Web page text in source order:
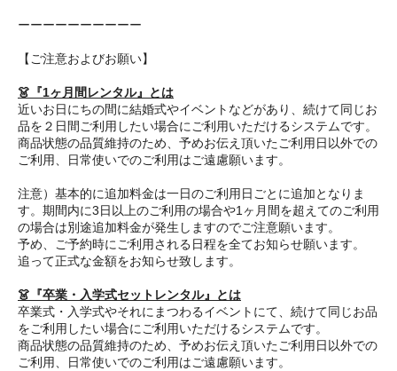
ーーーーーーーーーー
【ご注意およびお願い】
👗『1ヶ月間レンタル』とは
近いお日にちの間に結婚式やイベントなどがあり、続けて同じお
品を２日間ご利用したい場合にご利用いただけるシステムです。
商品状態の品質維持のため、予めお伝え頂いたご利用日以外での
ご利用、日常使いでのご利用はご遠慮願います。
注意）基本的に追加料金は一日のご利用日ごとに追加となりま
す。期間内に3日以上のご利用の場合や1ヶ月間を超えてのご利用
の場合は別途追加料金が発生しますのでご注意願います。
予め、ご予約時にご利用される日程を全てお知らせ願います。
追って正式な金額をお知らせ致します。
👗『卒業・入学式セットレンタル』とは
卒業式・入学式やそれにまつわるイベントにて、続けて同じお品
をご利用したい場合にご利用いただけるシステムです。
商品状態の品質維持のため、予めお伝え頂いたご利用日以外での
ご利用、日常使いでのご利用はご遠慮願います。